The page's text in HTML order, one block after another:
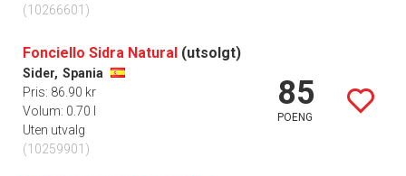
(10266601)
Fonciello Sidra Natural (utsolgt)
Sider, Spania
Pris: 86.90 kr
Volum: 0.70 l
Uten utvalg
(10259901)
85
POENG